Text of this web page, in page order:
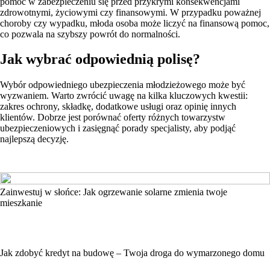
zdrowotnymi, życiowymi czy finansowymi. W przypadku poważnej
choroby czy wypadku, młoda osoba może liczyć na finansową pomoc,
co pozwala na szybszy powrót do normalności.
Jak wybrać odpowiednią polisę?
Wybór odpowiedniego ubezpieczenia młodzieżowego może być
wyzwaniem. Warto zwrócić uwagę na kilka kluczowych kwestii:
zakres ochrony, składkę, dodatkowe usługi oraz opinię innych
klientów. Dobrze jest porównać oferty różnych towarzystw
ubezpieczeniowych i zasięgnąć porady specjalisty, aby podjąć
najlepszą decyzję.
Zainwestuj w słońce: Jak ogrzewanie solarne zmienia twoje
mieszkanie
Jak zdobyć kredyt na budowę – Twoja droga do wymarzonego domu